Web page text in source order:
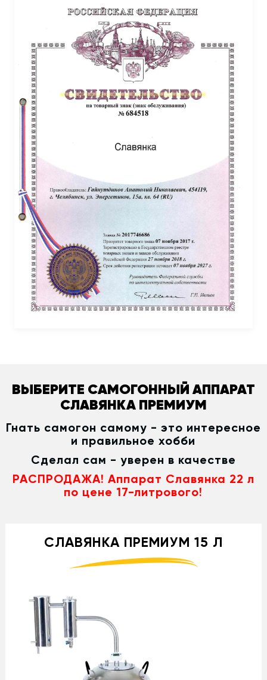
ВЫБЕРИТЕ САМОГОННЫЙ АППАРАТ
СЛАВЯНКА ПРЕМИУМ
Гнать самогон самому - это интересное
и правильное хобби
Сделал сам - уверен в качестве
РАСПРОДАЖА! Аппарат Славянка 22 л
по цене 17-литрового!
СЛАВЯНКА ПРЕМИУМ 15 Л